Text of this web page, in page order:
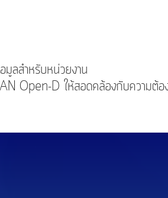
ลสำหรับหน่วยงาน
Open-D ให้สอดคล้องกับความต้